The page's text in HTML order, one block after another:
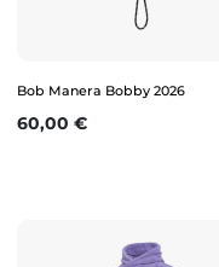
Bob Manera Bobby 2026
Prix
60,00 €